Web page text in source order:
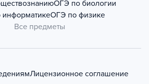
ОГЭ по биологии
ОГЭ по физике
Все предметы
Лицензионное соглашение